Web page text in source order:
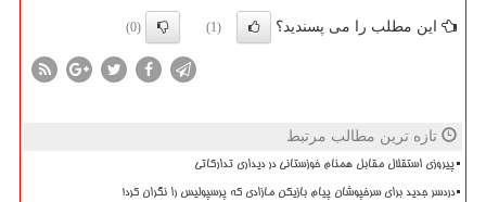
این مطلب را می پسندید؟ (1)
(0)
تازه ترین مطالب مرتبط
پیروزی استقلال مقابل همنام خوزستانی در دیداری تدارکاتی
دردسر جدید برای سرخپوشان پیام بازیکن مازادی که پرسپولیس را نگران کرد!